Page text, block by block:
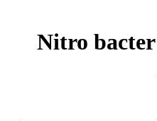
محلول باکتری Nitro bacter